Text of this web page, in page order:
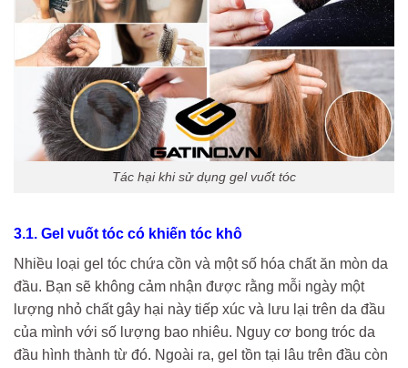
Tác hại khi sử dụng gel vuốt tóc
3.1. Gel vuốt tóc có khiến tóc khô
Nhiều loại gel tóc chứa cồn và một số hóa chất ăn mòn da
đầu. Bạn sẽ không cảm nhận được rằng mỗi ngày một
lượng nhỏ chất gây hại này tiếp xúc và lưu lại trên da đầu
của mình với số lượng bao nhiêu. Nguy cơ bong tróc da
đầu hình thành từ đó. Ngoài ra, gel tồn tại lâu trên đầu còn